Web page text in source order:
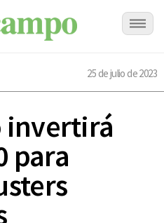
25 de julio de 2023
invertirá
para